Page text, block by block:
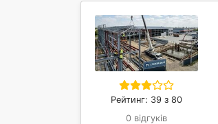
Рейтинг: 39 з 80
0 відгуків